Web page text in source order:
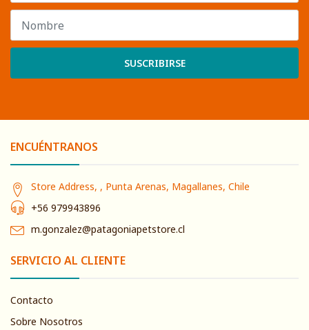
SUSCRIBIRSE
ENCUÉNTRANOS
Store Address, , Punta Arenas, Magallanes, Chile
+56 979943896
m.gonzalez@patagoniapetstore.cl
SERVICIO AL CLIENTE
Contacto
Sobre Nosotros